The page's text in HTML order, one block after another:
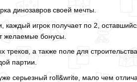
динозавров своей мечты.
каждый игрок получает по 2,
желаемые бонусы.
треков, а также поле для
партии.
серьезный roll&write, мало чем